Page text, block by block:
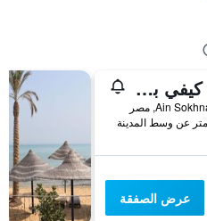
منتجع كيفي بالميرا بيتش السخنة - للعائلات فقط
عرض الصفقة